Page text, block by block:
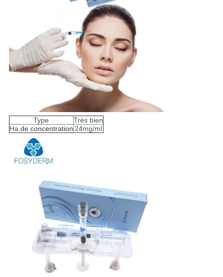
Type
Très bien
Ha de concentration 24mg/ml